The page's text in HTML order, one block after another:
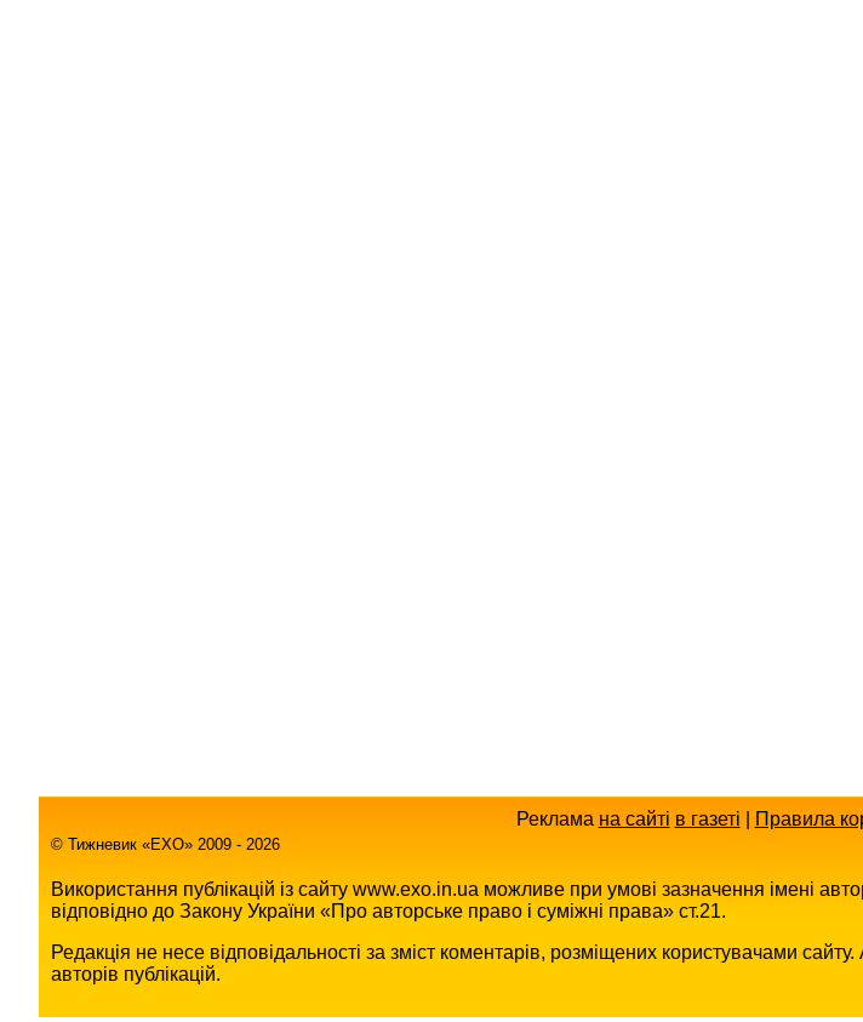
Реклама на сайті в газеті Правила
© Тижневик «EХO» 2009 - 2026
Використання публікацій із сайту www.exo.in.ua можливе при умові зазначення імені
відповідно до Закону України «Про авторське право і суміжні права» ст.21.
Редакція не несе відповідальності за зміст коментарів, розміщених користувачами
авторів публікацій.